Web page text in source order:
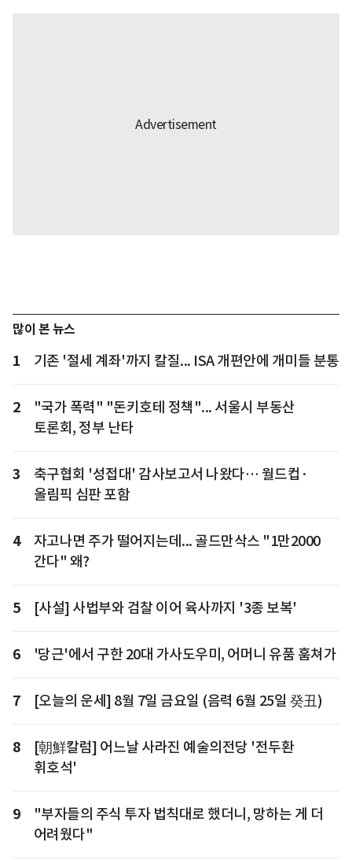
많이 본 뉴스
1 기존 '절세 계좌'까지 칼질... ISA 개편안에 개미들 분통
2
"국가 폭력" "돈키호테 정책"... 서울시 부동산
토론회, 정부 난타
3
축구협회 '성접대' 감사보고서 나왔다… 월드컵·
올림픽 심판 포함
4
자고나면 주가 떨어지는데... 골드만삭스 "1만2000
간다" 왜?
5 [사설] 사법부와 검찰 이어 육사까지 '3종 보복'
6 '당근'에서 구한 20대 가사도우미, 어머니 유품 훔쳐가
7 [오늘의 운세] 8월 7일 금요일 (음력 6월 25일 癸丑)
8
[朝鮮칼럼] 어느날 사라진 예술의전당 '전두환
휘호석'
9
"부자들의 주식 투자 법칙대로 했더니, 망하는 게 더
어려웠다"